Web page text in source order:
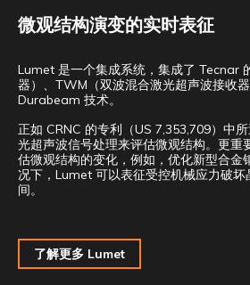
微观结构演变的实时表征
Lumet 是一个集成系统，集成了 Tecnar
器）、TWM（双波混合激光超声波接收
Durabeam 技术。
正如 CRNC 的专利（US 7,353,709）中
光超声波信号处理来评估微观结构。更重
估微观结构的变化，例如，优化新型合金
况下，Lumet 可以表征受控机械应力破
间。
了解更多 Lumet